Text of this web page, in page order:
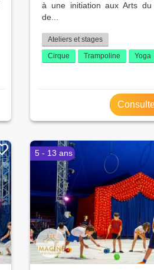
à une initiation aux Arts
de...
Ateliers et stages
Cirque
Trampoline Yoga
5 - 13 ans